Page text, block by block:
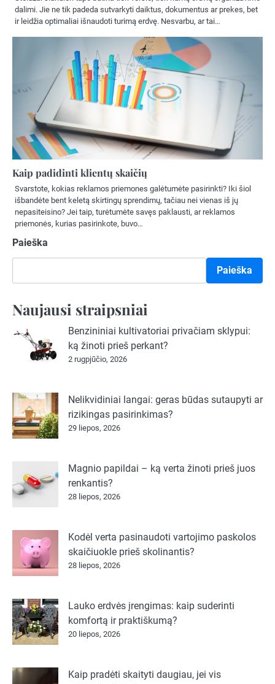
dalimi. Jie ne tik padeda sutvarkyti daiktus, dokumentus ar prekes, bet
ir leidžia optimaliai išnaudoti turimą erdvę. Nesvarbu, ar tai…
Kaip padidinti klientų skaičių
Svarstote, kokias reklamos priemones galėtumėte pasirinkti? Iki šiol
išbandėte bent keletą skirtingų sprendimų, tačiau nei vienas iš jų
nepasiteisino? Jei taip, turėtumėte savęs paklausti, ar reklamos
priemonės, kurias pasirinkote, buvo…
Paieška
Paieška
Naujausi straipsniai
Benzininiai kultivatoriai privačiam sklypui:
ką žinoti prieš perkant?
2 rugpjūčio, 2026
Nelikvidiniai langai: geras būdas sutaupyti ar
rizikingas pasirinkimas?
29 liepos, 2026
Magnio papildai – ką verta žinoti prieš juos
renkantis?
28 liepos, 2026
Kodėl verta pasinaudoti vartojimo paskolos
skaičiuokle prieš skolinantis?
28 liepos, 2026
Lauko erdvės įrengimas: kaip suderinti
komfortą ir praktiškumą?
20 liepos, 2026
Kaip pradėti skaityti daugiau, jei vis